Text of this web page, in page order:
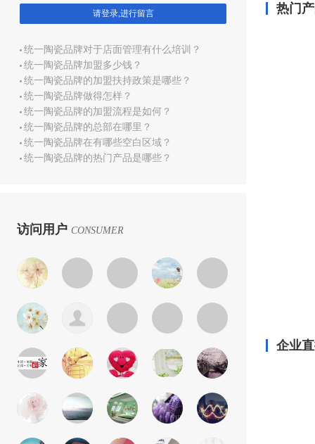
请登录,进行留言
统一陶瓷品牌对于店面管理有什么培训？
统一陶瓷品牌加盟多少钱？
统一陶瓷品牌的加盟扶持政策是哪些？
统一陶瓷品牌做得怎样？
统一陶瓷品牌的加盟流程是如何？
统一陶瓷品牌的总部在哪里？
统一陶瓷品牌在有哪些空白区域？
统一陶瓷品牌的热门产品是哪些？
访问用户 CONSUMER
热门
企业